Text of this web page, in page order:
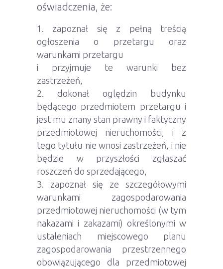
oświadczenia, że:
zapoznał się z pełną treścią
ogłoszenia o przetargu oraz
warunkami przetargu
i przyjmuje te warunki bez
zastrzeżeń,
dokonał oględzin budynku
będącego przedmiotem przetargu i
jest mu znany stan prawny i faktyczny
przedmiotowej nieruchomości, i z
tego tytułu nie wnosi zastrzeżeń, i nie
będzie w przyszłości zgłaszać
roszczeń do sprzedającego,
zapoznał się ze szczegółowymi
warunkami zagospodarowania
przedmiotowej nieruchomości (w tym
nakazami i zakazami) określonymi w
ustaleniach miejscowego planu
zagospodarowania przestrzennego
obowiązującego dla przedmiotowej